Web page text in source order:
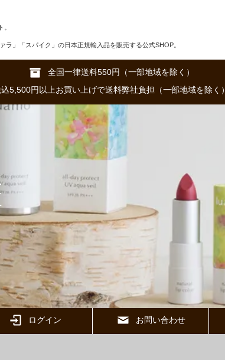
ラ」「スパイク」の日本正規輸入品を販売する公式SHOP。
全国一律送料550円（一部地域を除く）
5,500円以上お買い上げで送料弊社負担（一部地域を除く）
ログイン お問い合わせ